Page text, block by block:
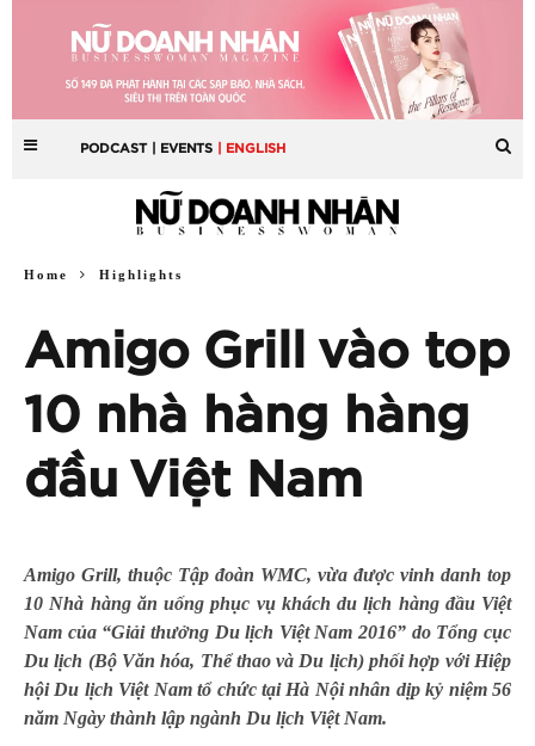
PODCAST | EVENTS | ENGLISH
Home Highlights
Amigo Grill vào top
10 nhà hàng hàng
đầu Việt Nam
Amigo Grill, thuộc Tập đoàn WMC, vừa được vinh danh top
10 Nhà hàng ăn uống phục vụ khách du lịch hàng đầu Việt
Nam của “Giải thưởng Du lịch Việt Nam 2016” do Tổng cục
Du lịch (Bộ Văn hóa, Thể thao và Du lịch) phối hợp với Hiệp
hội Du lịch Việt Namtổ chức tại Hà Nộinhân dịp kỷ niệm 56
năm Ngày thành lập ngành Du lịch Việt Nam.